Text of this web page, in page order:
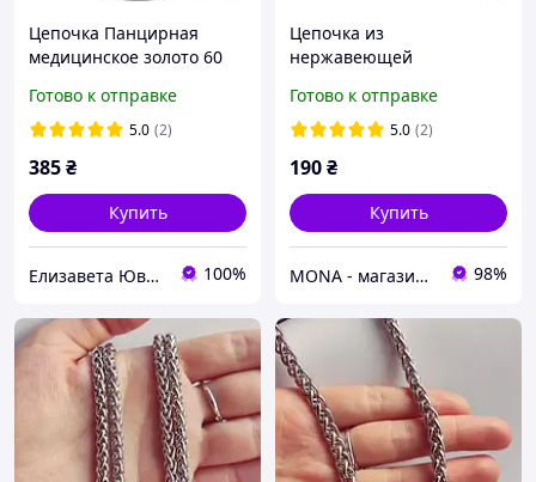
Цепочка Панцирная
медицинское золото 60
Готово к отправке
5.0 (2)
385₴
Купить
Елизавета Ювелирная бижутерия 100%
Цепочка из
нержавеющей
шириной 3 мм C-001.3, 45
Готово к отправке
5.0 (2)
190₴
Купить
MONA - магазин ювелирной бижутерии 98%